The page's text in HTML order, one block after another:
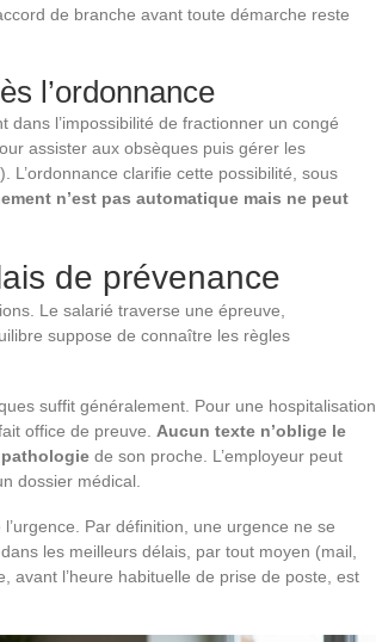
de branche avant toute démarche reste
l’ordonnance
dans l’impossibilité de fractionner un congé
assister aux obsèques puis gérer les
L’ordonnance clarifie cette possibilité, sous
n’est pas automatique mais ne peut
de prévenance
Le salarié traverse une épreuve,
suppose de connaître les règles
suffit généralement. Pour une hospitalisation
office de preuve. Aucun texte n’oblige le
de son proche. L’employeur peut
dossier médical.
Par définition, une urgence ne se
les meilleurs délais, par tout moyen (mail,
avant l’heure habituelle de prise de poste, est